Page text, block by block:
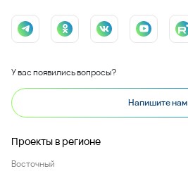
У вас появились вопросы?
Напишите нам
Проекты в регионе
Восточный